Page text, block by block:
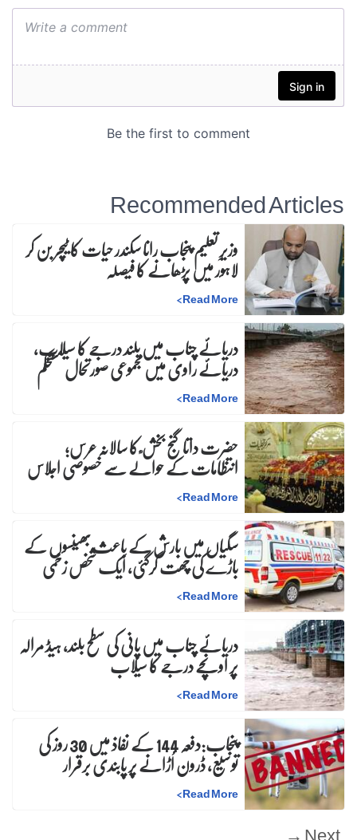
Recommended Articles
وزیرِ تعلیم پنجاب رانا سکندر حیات کا ٹیچر بن کر
لاہور میں پڑھانے کا فیصلہ
Read More
>
دریائے چناب میں بلند درجے کا سیلاب،
دریائے راوی میں مجموعی صورتحال مستحکم
Read More
>
حضرت داتا گنج بخش ؒ کا سالانہ عرس;
انتظامات کے حوالے سے خصوصی اجلاس
Read More
>
سگیاں میں بارش کے باعث بھینسوں کے
باڑے کی چھت گرگئی، ایک شخص زخمی
Read More
>
دریائے چناب میں پانی کی سطح بلند، ہیڈ مرالہ
پر اونچے درجے کا سیلاب
Read More
>
پنجاب:دفعہ 144 کے نفاذ میں 30 روز کیتوسیع، ڈرون اُڑانے پر پابندی برقرار
Read More
>